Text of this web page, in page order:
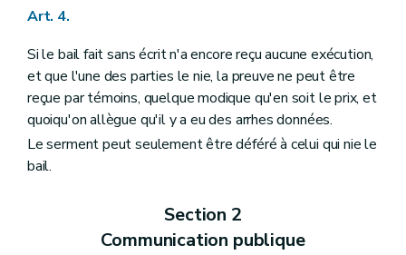
Art. 4.
Si le bail fait sans écrit n'a encore reçu aucune exécution,
et que l'une des parties le nie, la preuve ne peut être
reçue par témoins, quelque modique qu'en soit le prix, et
quoiqu'on allègue qu'il y a eu des arrhes données.
Le serment peut seulement être déféré à celui qui nie le
bail.
Section 2
Communication publique